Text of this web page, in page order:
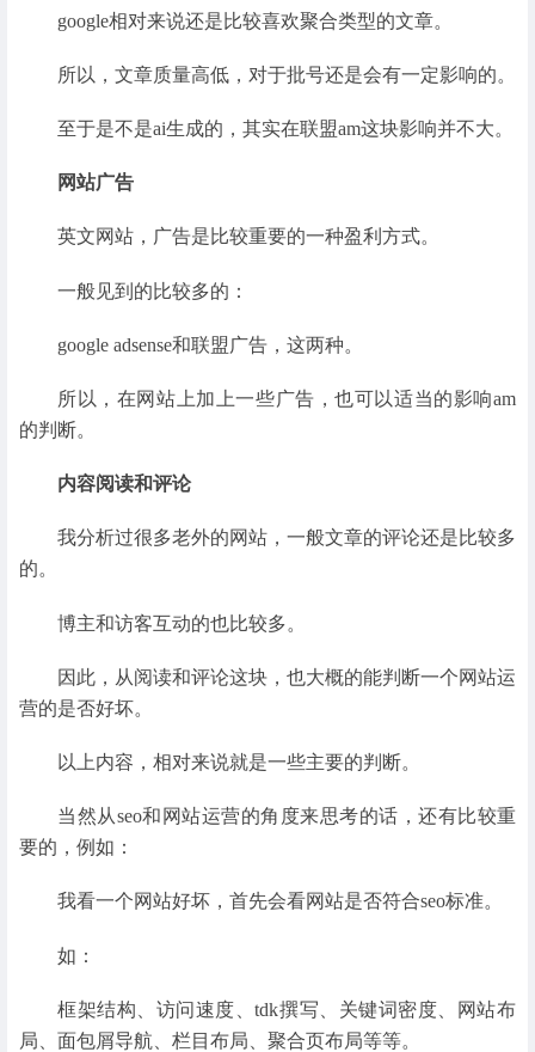
google相对来说还是比较喜欢聚合类型的文章。
所以，文章质量高低，对于批号还是会有一定影响的。
至于是不是ai生成的，其实在联盟am这块影响并不大。
网站广告
英文网站，广告是比较重要的一种盈利方式。
一般见到的比较多的：
google adsense和联盟广告，这两种。
所以，在网站上加上一些广告，也可以适当的影响am
的判断。
内容阅读和评论
我分析过很多老外的网站，一般文章的评论还是比较多
的。
博主和访客互动的也比较多。
因此，从阅读和评论这块，也大概的能判断一个网站运
营的是否好坏。
以上内容，相对来说就是一些主要的判断。
当然从seo和网站运营的角度来思考的话，还有比较重
要的，例如：
我看一个网站好坏，首先会看网站是否符合seo标准。
如：
框架结构、访问速度、tdk撰写、关键词密度、网站布
局、面包屑导航、栏目布局、聚合页布局等等。